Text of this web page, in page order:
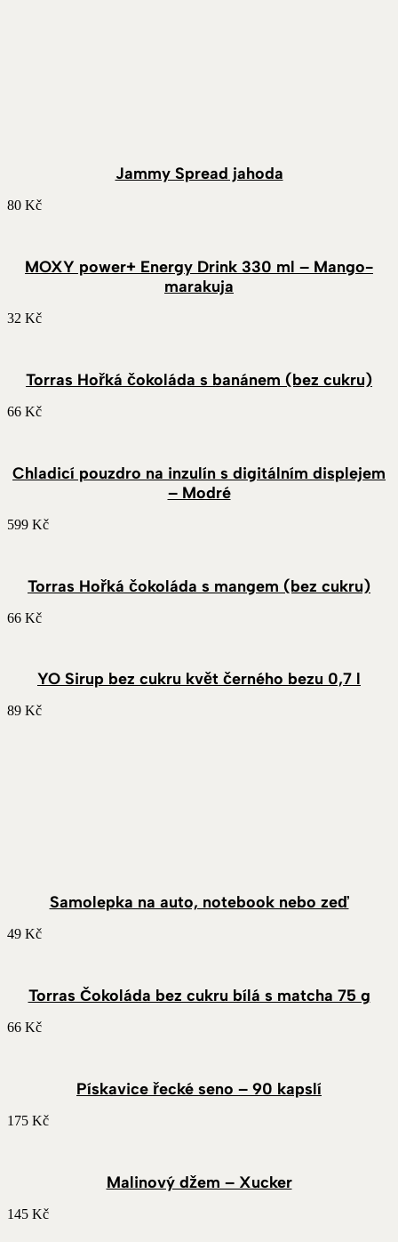
Jammy Spread jahoda
80 Kč
MOXY power+ Energy Drink 330 ml – Mango-
marakuja
32 Kč
Torras Hořká čokoláda s banánem (bez cukru)
66 Kč
Chladicí pouzdro na inzulín s digitálním displejem
– Modré
599 Kč
Torras Hořká čokoláda s mangem (bez cukru)
66 Kč
YO Sirup bez cukru květ černého bezu 0,7 l
89 Kč
Samolepka na auto, notebook nebo zeď
49 Kč
Torras Čokoláda bez cukru bílá s matcha 75 g
66 Kč
Pískavice řecké seno – 90 kapslí
175 Kč
Malinový džem – Xucker
145 Kč